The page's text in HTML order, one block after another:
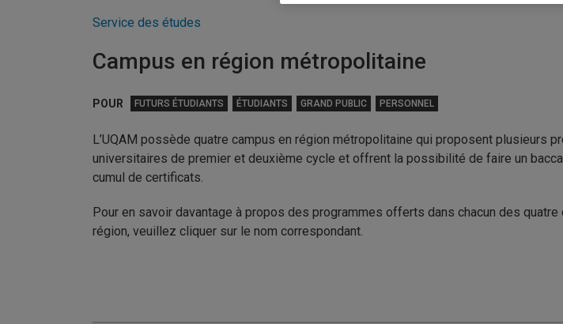
Service des études
Campus en région métropolitaine
POUR FUTURS ÉTUDIANTS ÉTUDIANTS GRAND PUBLIC PERSONNEL
L’UQAM possède quatre campus en région métropolitaine qui proposent plusieurs
universitaires de premier et deuxième cycle et offrent la possibilité de faire un
cumul de certificats.
Pour en savoir davantage à propos des programmes offerts dans chacun des quatre
région, veuillez cliquer sur le nom correspondant.